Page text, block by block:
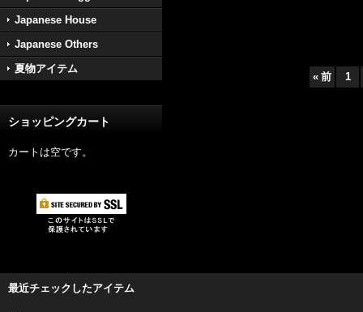
Japanese House
Japanese Others
夏物アイテム
ショッピングカート
カートは空です。
« 前 1
最近チェックしたアイテム